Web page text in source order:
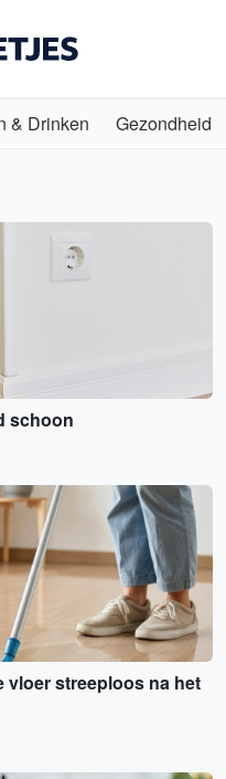
& Drinken Gezondheid
schoon
vloer streeploos na het